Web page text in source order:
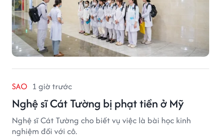
SAO 1 giờ trước
Nghệ sĩ Cát Tường bị phạt tiền ở Mỹ
Nghệ sĩ Cát Tường cho biết vụ việc là bài học kinh
nghiệm đối với cô.